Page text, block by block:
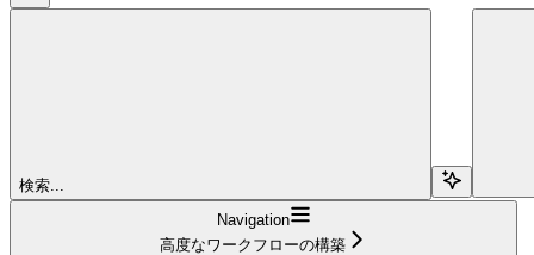
検索...
Navigation
高度なワークフローの構築